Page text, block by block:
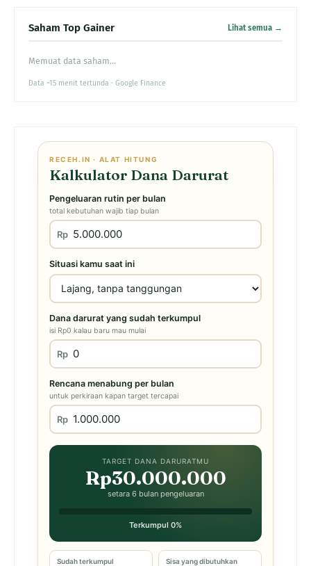
Saham Top Gainer Lihat semua →
Memuat data saham…
Data ~15 menit tertunda · Google Finance
RECEH.IN · ALAT HITUNG
Kalkulator Dana Darurat
Pengeluaran rutin per bulan
total kebutuhan wajib tiap bulan
Rp
Situasi kamu saat ini
Dana darurat yang sudah terkumpul
isi Rp0 kalau baru mau mulai
Rp
Rencana menabung per bulan
untuk perkiraan kapan target tercapai
Rp
TARGET DANA DARURATMU
Rp30.000.000
setara 6 bulan pengeluaran
Terkumpul 0%
Sudah terkumpul Sisa yang dibutuhkan